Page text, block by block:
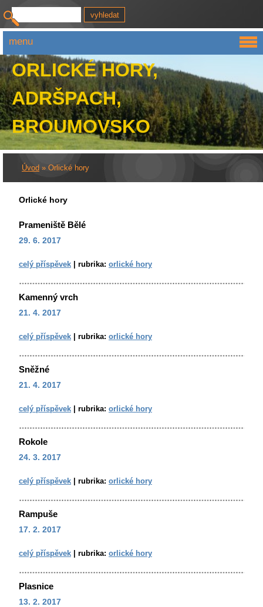
ORLICKÉ HORY,
ADRŠPACH,
BROUMOVSKO
Úvod » Orlické hory
Orlické hory
Prameniště Bělé
29. 6. 2017
celý příspěvek rubrika: orlické hory
Kamenný vrch
21. 4. 2017
celý příspěvek rubrika: orlické hory
Sněžné
21. 4. 2017
celý příspěvek rubrika: orlické hory
Rokole
24. 3. 2017
celý příspěvek rubrika: orlické hory
Rampuše
17. 2. 2017
celý příspěvek rubrika: orlické hory
Plasnice
13. 2. 2017
menu